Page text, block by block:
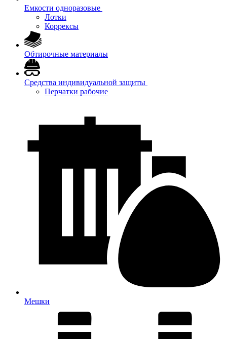
Емкости одноразовые
Лотки
Коррексы
Обтирочные материалы
Средства индивидуальной защиты
Перчатки рабочие
Мешки